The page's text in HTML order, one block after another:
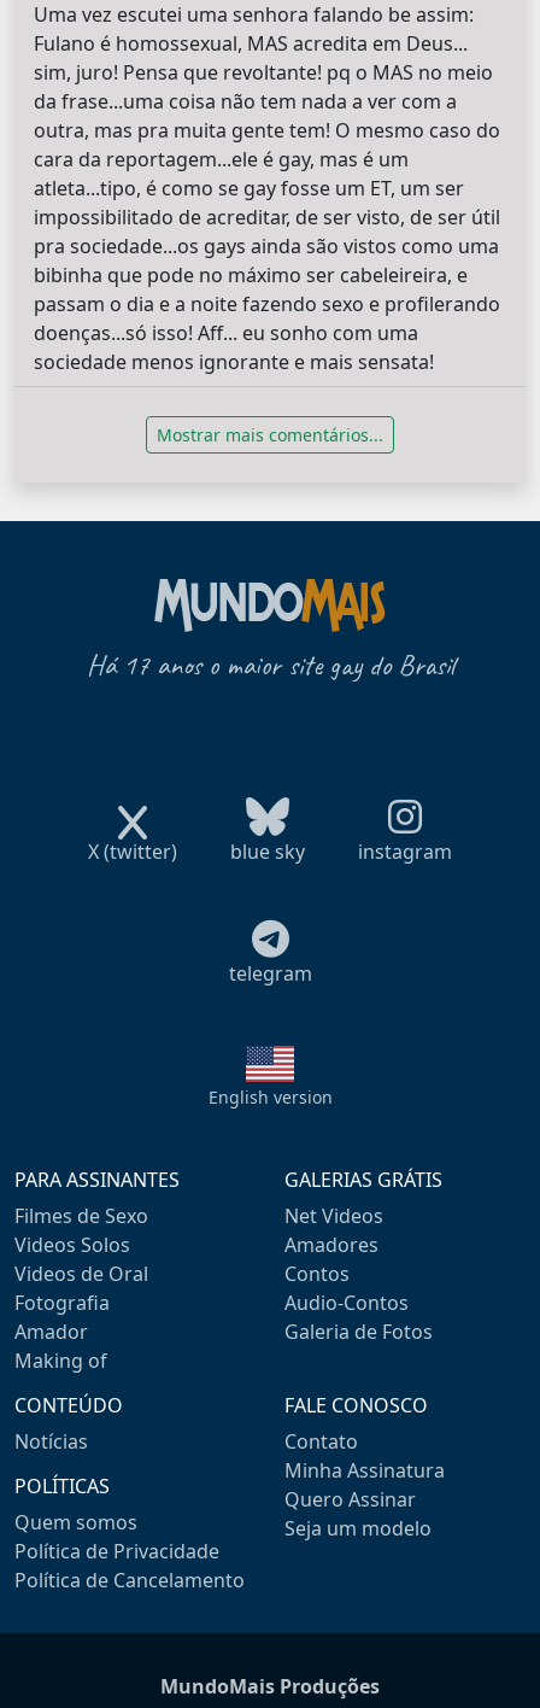
Uma vez escutei uma senhora falando be assim:
Fulano é homossexual, MAS acredita em Deus...
sim, juro! Pensa que revoltante! pq o MAS no meio
da frase...uma coisa não tem nada a ver com a
outra, mas pra muita gente tem! O mesmo caso do
cara da reportagem...ele é gay, mas é um
atleta...tipo, é como se gay fosse um ET, um ser
impossibilitado de acreditar, de ser visto, de ser útil
pra sociedade...os gays ainda são vistos como uma
bibinha que pode no máximo ser cabeleireira, e
passam o dia e a noite fazendo sexo e profilerando
doenças...só isso! Aff... eu sonho com uma
sociedade menos ignorante e mais sensata!
Mostrar mais comentários...
Há 17 anos o maior site gay do Brasil
X (twitter) blue sky instagram
telegram
English version
PARA ASSINANTES
Filmes de Sexo
Videos Solos
Videos de Oral
Fotografia
Amador
Making of
GALERIAS GRÁTIS
Net Videos
Amadores
Contos
Audio-Contos
Galeria de Fotos
CONTEÚDO
Notícias
POLÍTICAS
Quem somos
Política de Privacidade
Política de Cancelamento
FALE CONOSCO
Contato
Minha Assinatura
Quero Assinar
Seja um modelo
MundoMais Produções